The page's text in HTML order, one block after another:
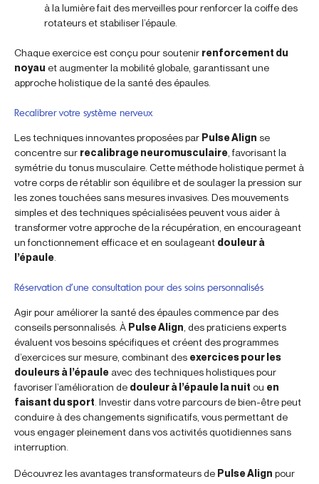
à la lumière fait des merveilles pour renforcer la coiffe des
rotateurs et stabiliser l’épaule.
Chaque exercice est conçu pour soutenir renforcement du
noyau et augmenter la mobilité globale, garantissant une
approche holistique de la santé des épaules.
Recalibrer votre système nerveux
Les techniques innovantes proposées par Pulse Align se
concentre sur recalibrage neuromusculaire , favorisant la
symétrie du tonus musculaire. Cette méthode holistique permet à
votre corps de rétablir son équilibre et de soulager la pression sur
les zones touchées sans mesures invasives. Des mouvements
simples et des techniques spécialisées peuvent vous aider à
transformer votre approche de la récupération, en encourageant
un fonctionnement efficace et en soulageant douleur à
l’épaule
Réservation d’une consultation pour des soins personnalisés
Agir pour améliorer la santé des épaules commence par des
conseils personnalisés. À Pulse Align, des praticiens experts
évaluent vos besoins spécifiques et créent des programmes
d’exercices sur mesure, combinant des exercices pour les
douleurs à l’épaule avec des techniques holistiques pour
favoriser l’amélioration de douleur à l’épaule la nuit ou en
faisant du sport. Investir dans votre parcours de bien-être peut
conduire à des changements significatifs, vous permettant de
vous engager pleinement dans vos activités quotidiennes sans
interruption.
Découvrez les avantages transformateurs de Pulse Align pour